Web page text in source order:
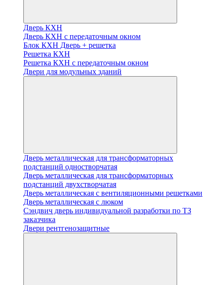
Дверь КХН
Дверь КХН с передаточным окном
Блок КХН Дверь + решетка
Решетка КХН
Решетка КХН с передаточным окном
Двери для модульных зданий
Дверь металлическая для трансформаторных
подстанций одностворчатая
Дверь металлическая для трансформаторных
подстанций двухстворчатая
Дверь металлическая с вентиляционными решетками
Дверь металлическая с люком
Cэндвич дверь индивидуальной разработки по ТЗ
заказчика
Двери рентгенозащитные